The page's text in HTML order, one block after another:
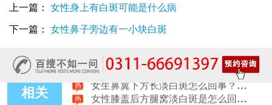
上一篇： 女性身上有白斑可能是什么病
下一篇： 女性鼻子旁边有一小块白斑
相关
女性手指关节长小白块指关节发白会不会扩
女生腰窝长白斑凹陷脱色 警惕白癜风迹象
女性肩膀后侧长白块后背肩颈连接处发白怎么回事
女生鼻翼下方长淡白斑怎么回事？鼻下皮肤发白原因详解
女性膝盖后方腿窝淡白斑是怎么回事 隐蔽处白斑咨询
女生小腿迎面骨长白斑，腿部正面发白解答